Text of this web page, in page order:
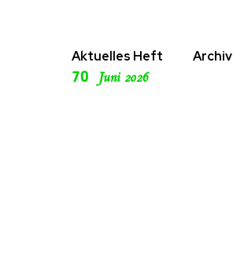
Aktuelles Heft
70 Juni 2026
Archiv